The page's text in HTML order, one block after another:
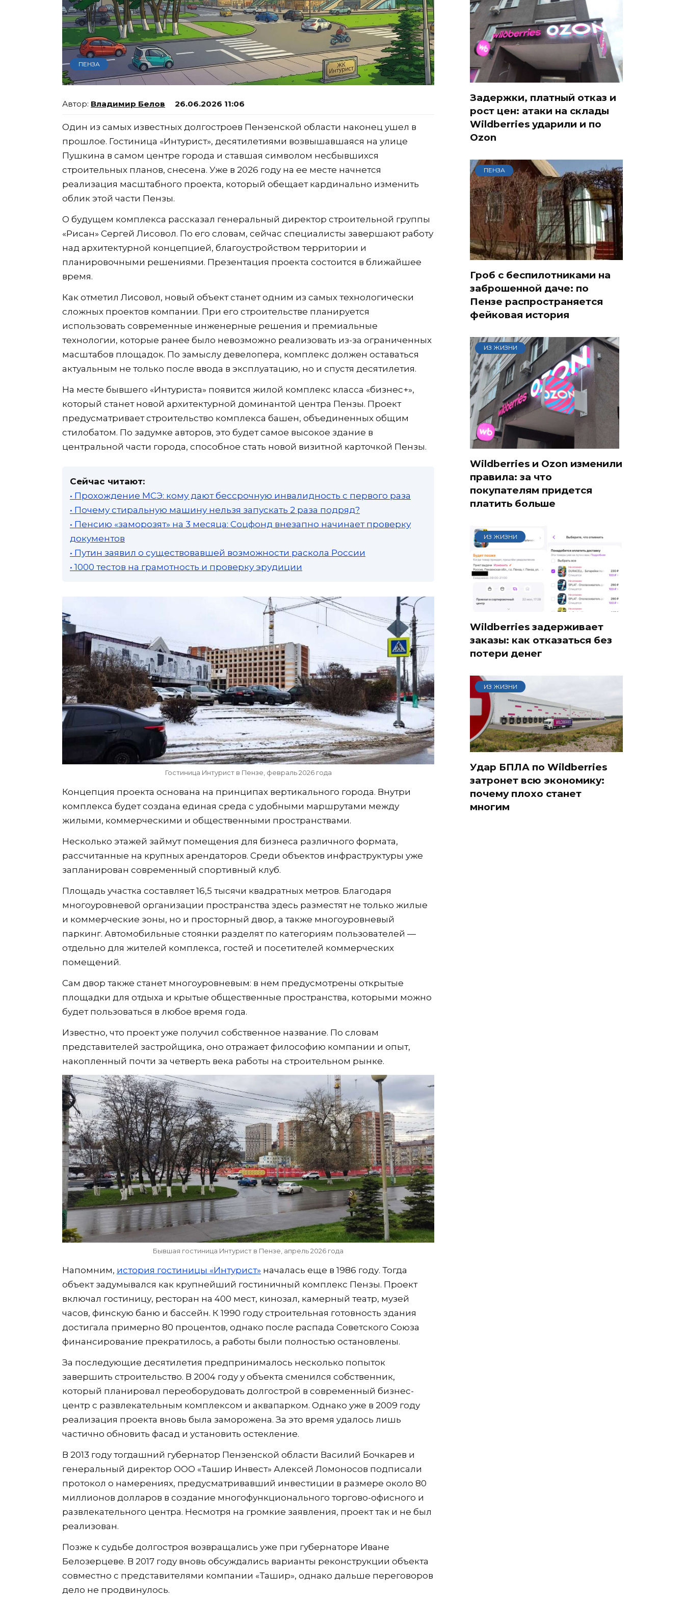
ПЕНЗА
Владимир Белов 26.06.2026 11:06
Один из самых известных долгостроев Пензенской области наконец ушел в
прошлое. Гостиница «Интурист», десятилетиями возвышавшаяся на улице
Пушкина в самом центре города и ставшая символом несбывшихся
строительных планов, снесена. Уже в 2026 году на ее месте начнется
реализация масштабного проекта, который обещает кардинально изменить
облик этой части Пензы.
О будущем комплекса рассказал генеральный директор строительной группы
«Рисан» Сергей Лисовол. По его словам, сейчас специалисты завершают работу
над архитектурной концепцией, благоустройством территории и
планировочными решениями. Презентация проекта состоится в ближайшее
время.
Как отметил Лисовол, новый объект станет одним из самых технологически
сложных проектов компании. При его строительстве планируется
использовать современные инженерные решения и премиальные
технологии, которые ранее было невозможно реализовать из-за ограниченных
масштабов площадок. По замыслу девелопера, комплекс должен оставаться
актуальным не только после ввода в эксплуатацию, но и спустя десятилетия.
На месте бывшего «Интуриста» появится жилой комплекс класса «бизнес+»,
который станет новой архитектурной доминантой центра Пензы. Проект
предусматривает строительство комплекса башен, объединенных общим
стилобатом. По задумке авторов, это будет самое высокое здание в
центральной части города, способное стать новой визитной карточкой Пензы.
Сейчас читают:
• Прохождение МСЭ: кому дают бессрочную инвалидность с первого раза
• Почему стиральную машину нельзя запускать 2 раза подряд?
• Пенсию «заморозят» на 3 месяца: Соцфонд внезапно начинает проверку
документов
• Путин заявил о существовавшей возможности раскола России
• 1000 тестов на грамотность и проверку эрудиции
Гостиница Интурист в Пензе, февраль 2026 года
Концепция проекта основана на принципах вертикального города. Внутри
комплекса будет создана единая среда с удобными маршрутами между
жилыми, коммерческими и общественными пространствами.
Несколько этажей займут помещения для бизнеса различного формата,
рассчитанные на крупных арендаторов. Среди объектов инфраструктуры уже
запланирован современный спортивный клуб.
Площадь участка составляет 16,5 тысячи квадратных метров. Благодаря
многоуровневой организации пространства здесь разместят не только жилые
и коммерческие зоны, но и просторный двор, а также многоуровневый
паркинг. Автомобильные стоянки разделят по категориям пользователей —
отдельно для жителей комплекса, гостей и посетителей коммерческих
помещений.
Сам двор также станет многоуровневым: в нем предусмотрены открытые
площадки для отдыха и крытые общественные пространства, которыми можно
будет пользоваться в любое время года.
Известно, что проект уже получил собственное название. По словам
представителей застройщика, оно отражает философию компании и опыт,
накопленный почти за четверть века работы на строительном рынке.
Бывшая гостиница Интурист в Пензе, апрель 2026 года
Напомним, история гостиницы «Интурист» началась еще в 1986 году. Тогда
объект задумывался как крупнейший гостиничный комплекс Пензы. Проект
включал гостиницу, ресторан на 400 мест, кинозал, камерный театр, музей
часов, финскую баню и бассейн. К 1990 году строительная готовность здания
достигала примерно 80 процентов, однако после распада Советского Союза
финансирование прекратилось, а работы были полностью остановлены.
За последующие десятилетия предпринималось несколько попыток
завершить строительство. В 2004 году у объекта сменился собственник,
который планировал переоборудовать долгострой в современный бизнес-
центр с развлекательным комплексом и аквапарком. Однако уже в 2009 году
реализация проекта вновь была заморожена. За это время удалось лишь
частично обновить фасад и установить остекление.
В 2013 году тогдашний губернатор Пензенской области Василий Бочкарев и
генеральный директор ООО «Ташир Инвест» Алексей Ломоносов подписали
протокол о намерениях, предусматривавший инвестиции в размере около 80
миллионов долларов в создание многофункционального торгово-офисного и
развлекательного центра. Несмотря на громкие заявления, проект так и не был
реализован.
Позже к судьбе долгостроя возвращались уже при губернаторе Иване
Белозерцеве. В 2017 году вновь обсуждались варианты реконструкции объекта
совместно с представителями компании «Ташир», однако дальше переговоров
дело не продвинулось.
Задержки, платный отказ и
рост цен: атаки на склады
Wildberries ударили и по
Ozon
ПЕНЗА
Гроб с беспилотниками на
заброшенной даче: по
Пензе распространяется
фейковая история
ИЗ ЖИЗНИ
Wildberries и Ozon изменили
правила: за что
покупателям придется
платить больше
ИЗ ЖИЗНИ
Wildberries задерживает
заказы: как отказаться без
потери денег
ИЗ ЖИЗНИ
Удар БПЛА по Wildberries
затронет всю экономику:
почему плохо станет
многим